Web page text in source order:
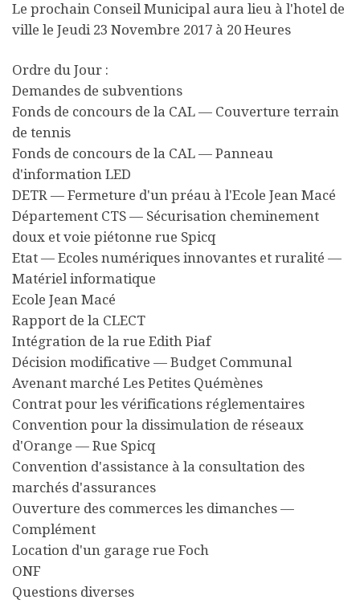
Le prochain Conseil Municipal aura lieu à l'hotel de
ville le Jeudi 23 Novembre 2017 à 20 Heures
Ordre du Jour :
Demandes de subventions
Fonds de concours de la CAL — Couverture terrain
de tennis
Fonds de concours de la CAL — Panneau
d'information LED
DETR — Fermeture d'un préau à l'Ecole Jean Macé
Département CTS — Sécurisation cheminement
doux et voie piétonne rue Spicq
Etat — Ecoles numériques innovantes et ruralité —
Matériel informatique
Ecole Jean Macé
Rapport de la CLECT
Intégration de la rue Edith Piaf
Décision modificative — Budget Communal
Avenant marché Les Petites Quémènes
Contrat pour les vérifications réglementaires
Convention pour la dissimulation de réseaux
d'Orange — Rue Spicq
Convention d'assistance à la consultation des
marchés d'assurances
Ouverture des commerces les dimanches —
Complément
Location d'un garage rue Foch
ONF
Questions diverses